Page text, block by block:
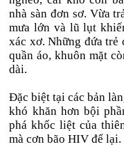
nhà sàn đơn sơ. Vừa
mưa lớn và lũ lụt
xác xơ. Những đứa trẻ
quần áo, khuôn mặt
dài.
Đặc biệt tại các bản
khó khăn hơn bội
phá khốc liệt của
mà cơn bão HIV để lại.